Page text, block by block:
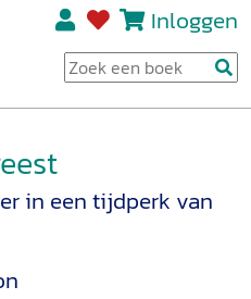
Inloggen
in een tijdperk van